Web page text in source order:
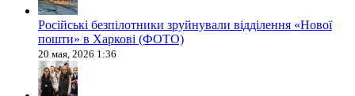
Російські безпілотники зруйнували відділення «Нової
пошти» в Харкові (ФОТО)
20 мая, 2026 1:36